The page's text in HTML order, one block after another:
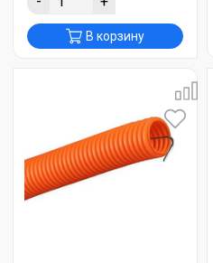
В корзину